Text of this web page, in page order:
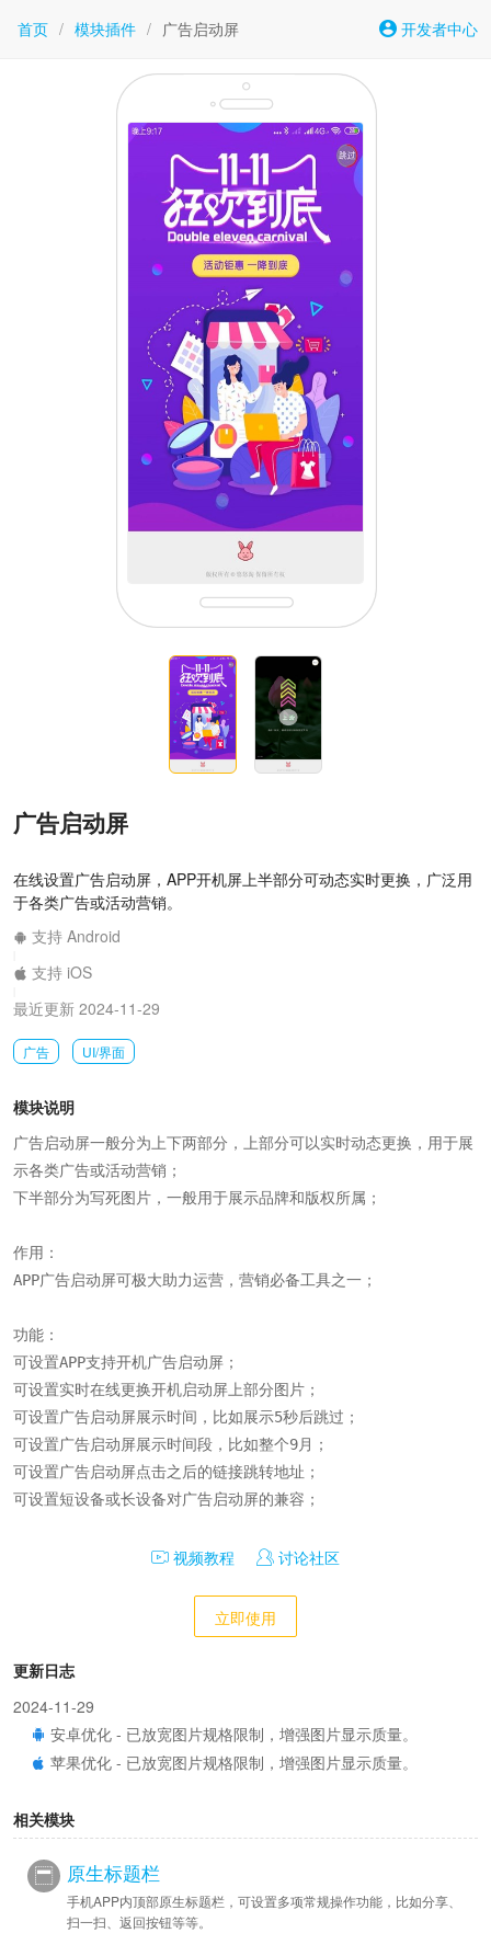
首页 / 模块插件 / 广告启动屏 开发者中心
广告启动屏
在线设置广告启动屏，APP开机屏上半部分可动态实时更换，广泛用
于各类广告或活动营销。
支持 Android
支持 iOS
最近更新 2024-11-29
广告 UI/界面
模块说明
广告启动屏一般分为上下两部分，上部分可以实时动态更换，用于展
示各类广告或活动营销；
下半部分为写死图片，一般用于展示品牌和版权所属；
作用：
APP广告启动屏可极大助力运营，营销必备工具之一；
功能：
可设置APP支持开机广告启动屏；
可设置实时在线更换开机启动屏上部分图片；
可设置广告启动屏展示时间，比如展示5秒后跳过；
可设置广告启动屏展示时间段，比如整个9月；
可设置广告启动屏点击之后的链接跳转地址；
可设置短设备或长设备对广告启动屏的兼容；
视频教程 讨论社区
立即使用
更新日志
2024-11-29
安卓优化 - 已放宽图片规格限制，增强图片显示质量。
苹果优化 - 已放宽图片规格限制，增强图片显示质量。
相关模块
原生标题栏
手机APP内顶部原生标题栏，可设置多项常规操作功能，比如分享、
扫一扫、返回按钮等等。